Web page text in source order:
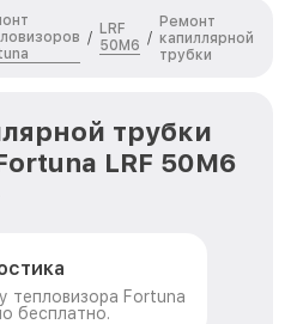
/
LRF
50M6 /
Ремонт
капиллярной
трубки
трубки
LRF 50M6
тепловизора Fortuna
бесплатно.